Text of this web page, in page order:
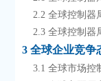
2.2 全球控
2.3 全球控
3 全球企业竞争
3.1 全球市